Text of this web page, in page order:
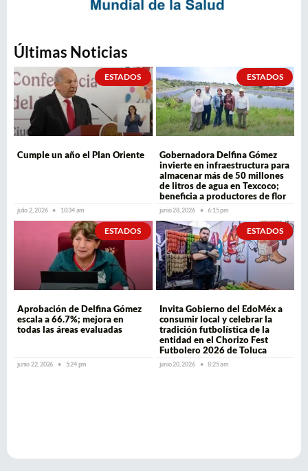
Últimas Noticias
ESTADOS
Cumple un año el Plan Oriente
julio 2, 2026 10:34 am
ESTADOS
Gobernadora Delfina Gómez
invierte en infraestructura para
almacenar más de 50 millones
de litros de agua en Texcoco;
beneficia a productores de flor
junio 28, 2026 6:15 pm
ESTADOS
Aprobación de Delfina Gómez
escala a 66.7%; mejora en
todas las áreas evaluadas
junio 22, 2026 5:24 pm
ESTADOS
Invita Gobierno del EdoMéx a
consumir local y celebrar la
tradición futbolística de la
entidad en el Chorizo Fest
Futbolero 2026 de Toluca
junio 20, 2026 8:25 am